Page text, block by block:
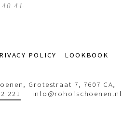
40 41
POLICY LOOKBOOK
Grotestraat 7, 7607 CA,
221 info@rohofschoenen.nl